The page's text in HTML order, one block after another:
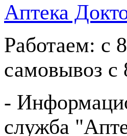
Аптека
Работаем: с
самовывоз с
-
служба